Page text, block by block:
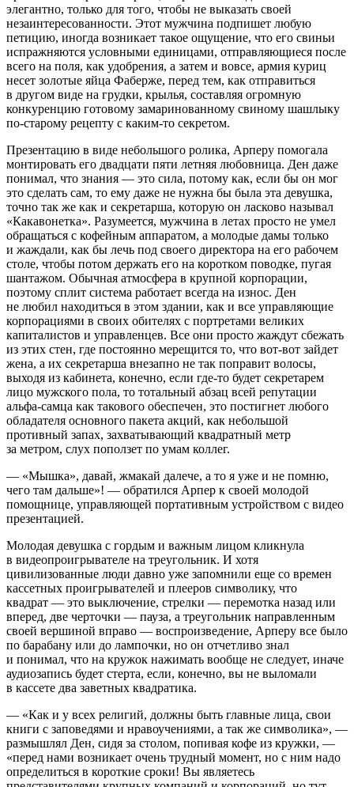
элегантно, только для того, чтобы не выказать своей
незаинтересованности. Этот мужчина подпишет любую
петицию, иногда возникает такое ощущение, что его свиньи
испражняются условными единицами, отправляющиеся после
всего на поля, как удобрения, а затем и вовсе, армия куриц
несет золотые яйца Фаберже, перед тем, как отправиться
в другом виде на грудки, крылья, составляя огромную
конкуренцию готовому замаринованному свиному шашлыку
по-старому рецепту с каким-то секретом.
Презентацию в виде небольшого ролика, Арперу помогала
монтировать его двадцати пяти летняя любовница. Ден даже
понимал, что знания — это сила, потому как, если бы он мог
это сделать сам, то ему даже не нужна бы была эта девушка,
точно так же как и секретарша, которую он ласково называл
«Какавонетка». Разумеется, мужчина в летах просто не умел
обращаться с кофейным аппаратом, а молодые дамы только
и жаждали, как бы лечь под своего директора на его рабочем
столе, чтобы потом держать его на коротком поводке, пугая
шантажом. Обычная атмосфера в крупной корпорации,
поэтому сплит система работает всегда на износ. Ден
не любил находиться в этом здании, как и все управляющие
корпорациями в своих обителях с портретами великих
капиталистов и управленцев. Все они просто жаждут сбежать
из этих стен, где постоянно мерещится то, что вот-вот зайдет
жена, а их секретарша внезапно не так поправит волосы,
выходя из кабинета, конечно, если где-то будет секретарем
лицо мужского пола, то тотальный абзац всей репутации
альфа-самца как такового обеспечен, это постигнет любого
обладателя основного пакета акций, как небольшой
противный запах, захватывающий квадратный метр
за метром, слух поползет по умам коллег.
— «Мышка», давай, жмакай далече, а то я уже и не помню,
чего там дальше»! — обратился Арпер к своей молодой
помощнице, управляющей портативным устройством с видео
презентацией.
Молодая девушка с гордым и важным лицом кликнула
в видеопроигрывателе на треугольник. И хотя
цивилизованные люди давно уже запомнили еще со времен
кассетных проигрывателей и плееров символику, что
квадрат — это выключение, стрелки — перемотка назад или
вперед, две черточки — пауза, а треугольник направленным
своей вершиной вправо — воспроизведение, Арперу все было
по барабану или до лампочки, но он отчетливо знал
и понимал, что на кружок нажимать вообще не следует, иначе
аудиозапись будет стерта, если, конечно, вы не выломали
в кассете два заветных квадратика.
— «Как и у всех религий, должны быть главные лица, свои
книги с заповедями и нравоучениями, а так же символика», —
размышлял Ден, сидя за столом, попивая кофе из кружки, —
«перед нами возникает очень трудный момент, но с ним надо
определиться в короткие сроки! Вы являетесь